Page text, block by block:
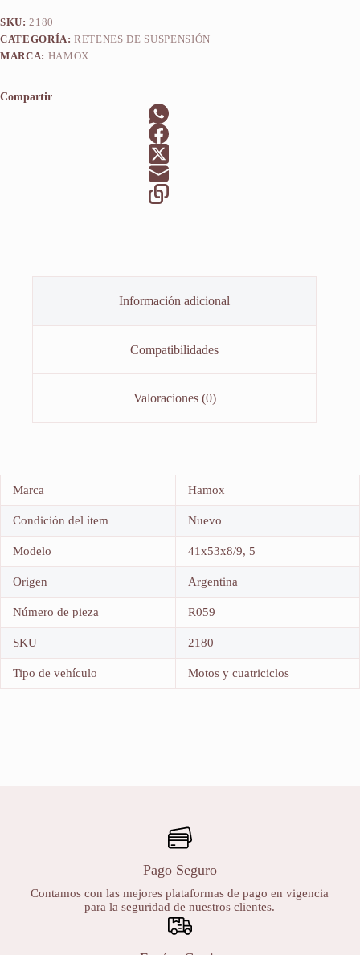
SKU:2180
CATEGORÍA:RETENES DE SUSPENSIÓN
MARCA: HAMOX
Compartir
Información adicional
Compatibilidades
Valoraciones (0)
Marca Hamox
Condición del ítem Nuevo
Modelo 41x53x8/9, 5
Origen Argentina
Número de pieza R059
SKU 2180
Tipo de vehículo Motos y cuatriciclos
Pago Seguro
Contamos con las mejores plataformas de pago en vigencia
para la seguridad de nuestros clientes.